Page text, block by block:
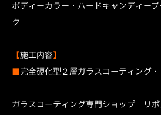
ボディーカラー・ハードキャンディー
ク
【施工内容】
■完全硬化型２層ガラスコーティング
ガラスコーティング専門ショップ リボ